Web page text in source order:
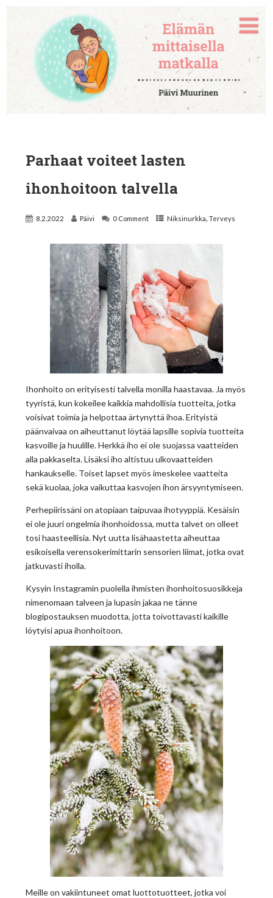
Parhaat voiteet lasten
ihonhoitoon talvella
8.2.2022 Päivi 0 Comment Niksinurkka,Terveys
Ihonhoito on erityisesti talvella monilla haastavaa. Ja myös
tyyristä, kun kokeilee kaikkia mahdollisia tuotteita, jotka
voisivat toimia ja helpottaa ärtynyttä ihoa. Erityistä
päänvaivaa on aiheuttanut löytää lapsille sopivia tuotteita
kasvoille ja huulille. Herkkä iho ei ole suojassa vaatteiden
alla pakkaselta. Lisäksi iho altistuu ulkovaatteiden
hankaukselle. Toiset lapset myös imeskelee vaatteita
sekä kuolaa, joka vaikuttaa kasvojen ihon ärsyyntymiseen.
Perhepiirissäni on atopiaan taipuvaa ihotyyppiä. Kesäisin
ei ole juuri ongelmia ihonhoidossa, mutta talvet on olleet
tosi haasteellisia. Nyt uutta lisähaastetta aiheuttaa
esikoisella verensokerimittarin sensorien liimat, jotka ovat
jatkuvasti iholla.
Kysyin Instagramin puolella ihmisten ihonhoitosuosikkeja
nimenomaan talveen ja lupasin jakaa ne tänne
blogipostauksen muodotta, jotta toivottavasti kaikille
löytyisi apua ihonhoitoon.
Meille on vakiintuneet omat luottotuotteet, jotka voi